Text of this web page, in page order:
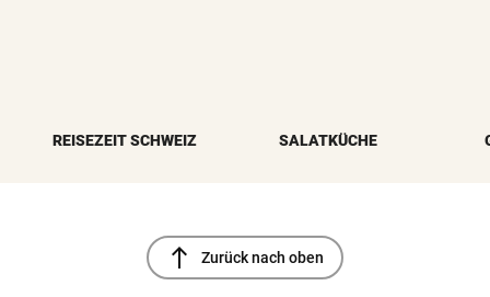
REISEZEIT SCHWEIZ SALATKÜCHE
north Zurück nach oben